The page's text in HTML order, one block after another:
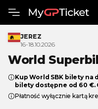
JEREZ
16-18.10.2026
World
Kup World SBK bilety na
bilety dostępne od 60 €.
Płatność wyłącznie kartą